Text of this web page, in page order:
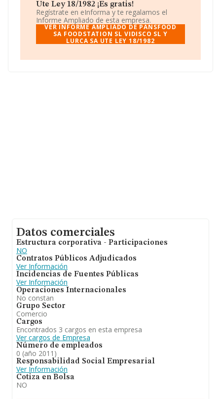
Ute Ley 18/1982 ¡Es gratis!
Regístrate en eInforma y te regalamos el
Informe Ampliado de esta empresa.
VER INFORME AMPLIADO DE PANSFOOD
SA FOODSTATION SL VIDISCO SL Y
LURCA SA UTE LEY 18/1982
Datos comerciales
Estructura corporativa - Participaciones
NO
Contratos Públicos Adjudicados
Ver Información
Incidencias de Fuentes Públicas
Ver Información
Operaciones Internacionales
No constan
Grupo Sector
Comercio
Cargos
Encontrados 3 cargos en esta empresa
Ver cargos de Empresa
Número de empleados
0 (año 2011)
Responsabilidad Social Empresarial
Ver Información
Cotiza en Bolsa
NO